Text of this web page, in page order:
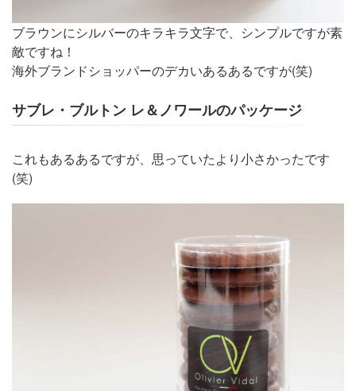
ブラウンにシルバーのキラキラ文字で、シンプルですが素
敵ですね！
海外ブランドショッパーのデカいあるあるですが(笑)
サブレ・ブルトン レ＆ノワールのパッケージ
これもあるあるですが、思っていたより小さかったです
(笑)